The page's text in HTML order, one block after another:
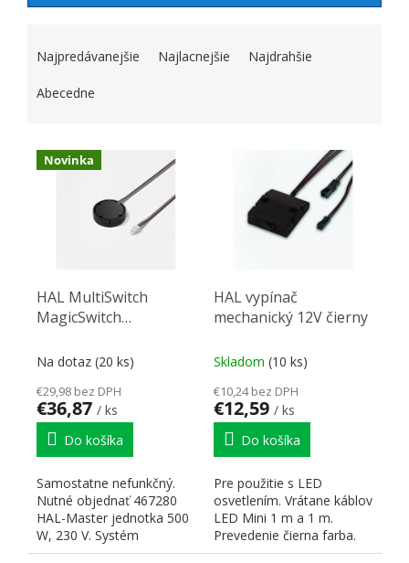
Najpredávanejšie Najlacnejšie Najdrahšie
Abecedne
VÝPIS PRODUKTOV
Novinka
HAL MultiSwitch
MagicSwitch
k jednotce Master new
Na dotaz (20 ks)
€29,98 bez DPH
€36,87 / ks
Do košíka
Samostatne nefunkčný.
Nutné objednať 467280
HAL-Master jednotka 500
W, 230 V. Systém
ovládania napätia 230 V.
HAL vypínač
mechanický 12V čierny
Skladom (10 ks)
€10,24 bez DPH
€12,59 / ks
Do košíka
Pre použitie s LED
osvetlením. Vrátane káblov
LED Mini 1 m a 1 m.
Prevedenie čierna farba.
Jednoduchá montáž....